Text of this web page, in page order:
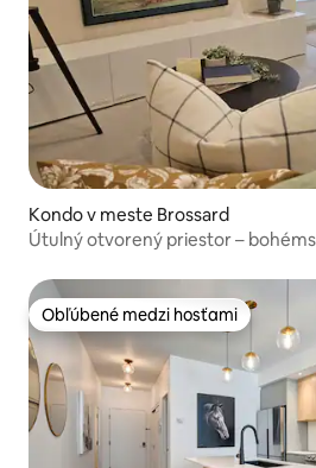
Kondo v meste Brossard
Útulný otvorený priestor –
Obľúbené medzi hosťami
Obľúbené medzi hosťami